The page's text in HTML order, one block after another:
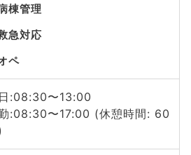
棟管理
急対応
ペ
:08:30〜13:00
:08:30〜17:00 (休憩時間: 60